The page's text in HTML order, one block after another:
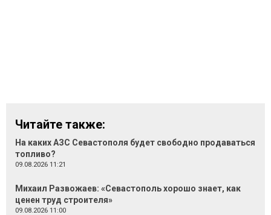
Читайте также:
На каких АЗС Севастополя будет свободно продаваться
топливо?
09.08.2026 11:21
Михаил Развожаев: «Севастополь хорошо знает, как
ценен труд строителя»
09.08.2026 11:00